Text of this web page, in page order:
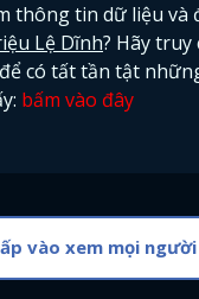
thông tin dữ liệu và
Lệ Dĩnh? Hãy truy
để có tất tần tật
bấm vào đây
vào xem mọi